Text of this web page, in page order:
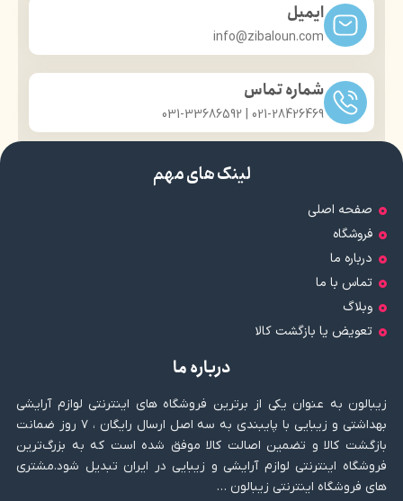
ایمیل
info@zibaloun.com
شماره تماس
021-28426469 | 031-33686592
لینک های مهم
صفحه اصلی
فروشگاه
درباره ما
تماس با ما
وبلاگ
تعویض یا بازگشت کالا
درباره ما
زیبالون به عنوان یکی از برترین فروشگاه های اینترنتی لوازم آرایشی
بهداشتی و زیبایی با پایبندی به سه اصل ارسال رایگان ، ۷ روز ضمانت
بازگشت کالا و تضمین اصالت کالا موفق شده است که به بزرگ‌ترین
فروشگاه اینترنتی لوازم آرایشی و زیبایی در ایران تبدیل شود.مشتری
های فروشگاه اینترنتی زیبالون …